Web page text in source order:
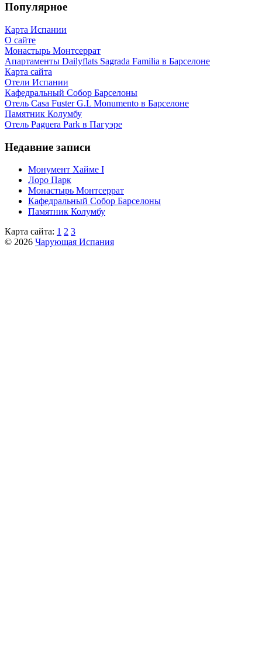
Популярное
Карта Испании
О сайте
Монастырь Монтсеррат
Апартаменты Dailyflats Sagrada Familia в Барселоне
Карта сайта
Отели Испании
Кафeдрaльный Собор Барселоны
Отель Casa Fuster G.L Monumento в Барселоне
Пaмятник Колумбу
Отель Paguera Park в Пагуэре
Недавние записи
Монумент Хайме I
Лоро Парк
Монастырь Монтсеррат
Кафeдрaльный Собор Барселоны
Пaмятник Колумбу
Карта сайта: 1 2 3
© 2026 Чарующая Испания